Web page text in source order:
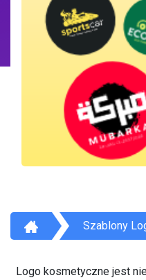
Szablony
Logo kosmetyczne jest